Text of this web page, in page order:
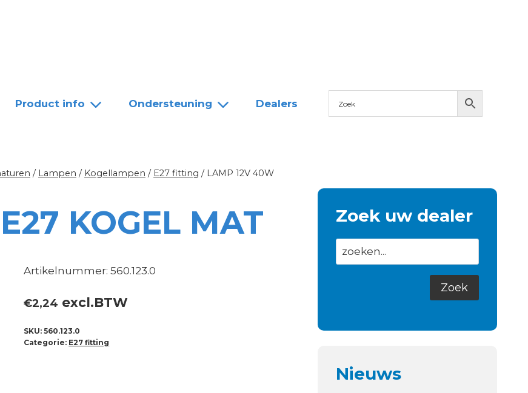
Product info Ondersteuning Dealers
/ Lampen / Kogellampen / E27 fitting / LAMP 12V 40W
KOGEL MAT
Artikelnummer: 560.123.0
€2,24 excl.BTW
SKU:560.123.0
Categorie: E27 fitting
Zoek uw dealer
Nieuws